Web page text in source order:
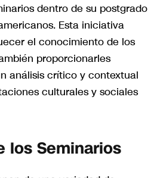
dentro de su postgrado
Esta iniciativa
el conocimiento de los
proporcionarles
análisis crítico y contextual
culturales y sociales
los Seminarios